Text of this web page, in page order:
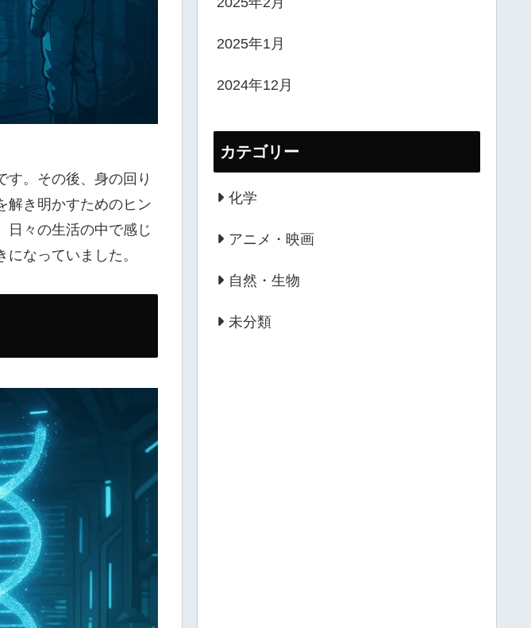
す。その後、身の回り
解き明かすためのヒン
日々の生活の中で感じ
なっていました。
2025年1月
2024年12月
カテゴリー
化学
アニメ・映画
自然・生物
未分類